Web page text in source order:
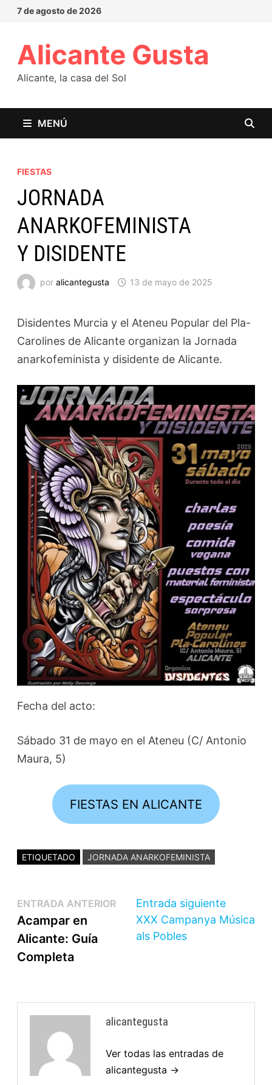
7 de agosto de 2026
Alicante Gusta
Alicante, la casa del Sol
MENÚ
FIESTAS
JORNADA
ANARKOFEMINISTA
Y DISIDENTE
por alicantegusta 13 de mayo de 2025
Disidentes Murcia y el Ateneu Popular del Pla-
Carolines de Alicante organizan la Jornada
anarkofeminista y disidente de Alicante.
Fecha del acto:
Sábado 31 de mayo en el Ateneu (C/ Antonio
Maura, 5)
FIESTAS EN ALICANTE
ETIQUETADO JORNADA ANARKOFEMINISTA
ENTRADA ANTERIOR
Acampar en
Alicante: Guía
Completa
Entrada siguiente
XXX Campanya Música
als Pobles
alicantegusta
Ver todas las entradas de
alicantegusta →